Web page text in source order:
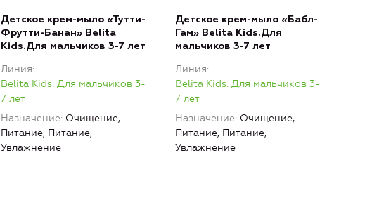
Детское крем-мыло «Тутти-
Фрутти-Банан» Belita
Kids.Для мальчиков 3-7 лет
Линия
Belita Kids. Для мальчиков 3-
7 лет
Назначение Очищение,
Питание, Питание,
Увлажнение
Детское крем-мыло «Бабл-
Гам» Belita Kids.Для
мальчиков 3-7 лет
Линия
Belita Kids. Для мальчиков 3-
7 лет
Назначение Очищение,
Питание, Питание,
Увлажнение